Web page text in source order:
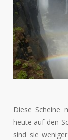
Diese Scheine
heute auf den
sind sie